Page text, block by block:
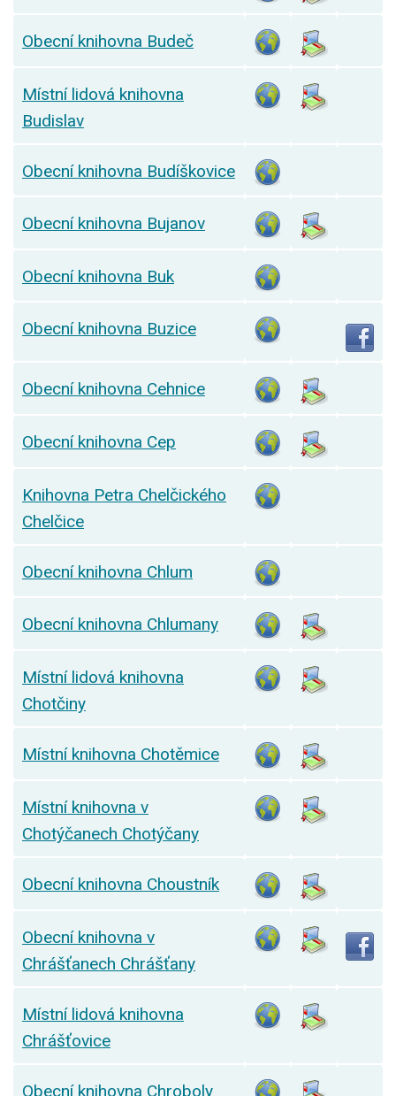
Obecní knihovna Budeč
Místní lidová knihovna
Budislav
Obecní knihovna Budíškovice
Obecní knihovna Bujanov
Obecní knihovna Buk
Obecní knihovna Buzice
Obecní knihovna Cehnice
Obecní knihovna Cep
Knihovna Petra Chelčického
Chelčice
Obecní knihovna Chlum
Obecní knihovna Chlumany
Místní lidová knihovna
Chotčiny
Místní knihovna Chotěmice
Místní knihovna v
Chotýčanech Chotýčany
Obecní knihovna Choustník
Obecní knihovna v
Chrášťanech Chrášťany
Místní lidová knihovna
Chrášťovice
Obecní knihovna Chroboly